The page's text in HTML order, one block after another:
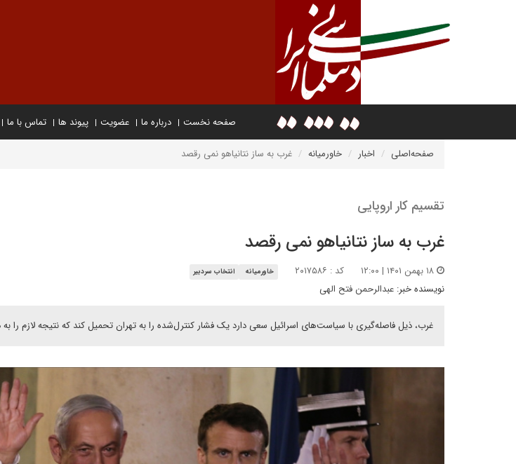
صفحه نخست درباره ما عضویت پیوند ها تماس با ما
صفحه‌اصلی اخبار خاورمیانه غرب به ساز نتانیاهو نمی رقصد
تقسیم کار اروپایی
غرب به ساز نتانیاهو نمی رقصد
کد : ۲۰۱۷۵۸۶ خاورمیانه انتخاب سردبیر
نویسنده خبر: عبدالرحمن فتح الهی
غرب، ذیل فاصله‌گیری با سیاست‌های اسرائیل سعی دارد یک فشار کنترل‌شده را به تهران تحمیل کند که نتیجه لازم را به